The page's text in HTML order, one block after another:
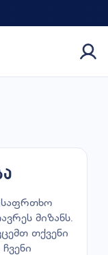
მიზანს.
თქვენი